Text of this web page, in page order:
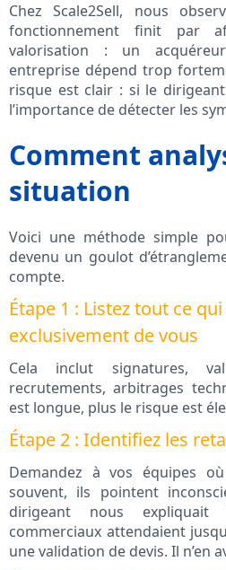
Chez Scale2Sell, nous
fonctionnement finit par
valorisation : un
entreprise dépend trop
risque est clair : si le
l’importance de détecter les
Comment
situation
Voici une méthode simple
devenu un goulot
compte.
Étape 1 : Listez tout ce
exclusivement de vous
Cela inclut signatures,
recrutements, arbitrages
est longue, plus le risque est
Étape 2 : Identifiez les
Demandez à vos équipes
souvent, ils pointent
dirigeant nous expliquait
commerciaux attendaient
une validation de devis. Il n’en